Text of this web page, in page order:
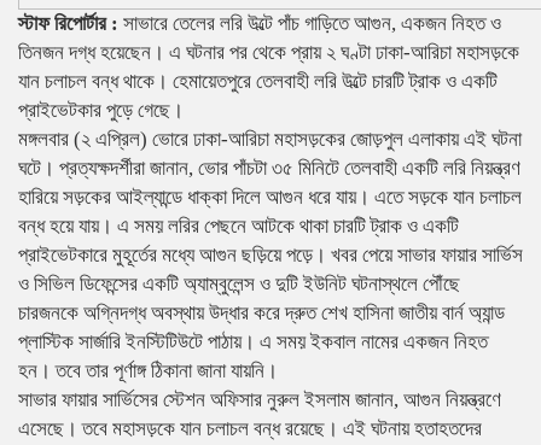
স্টাফ রিপোর্টার : সাভারে তেলের লরি উল্টে পাঁচ গাড়িতে আগুন, একজন নিহত ও
তিনজন দগ্ধ হয়েছেন। এ ঘটনার পর থেকে প্রায় ২ ঘণ্টা ঢাকা-আরিচা মহাসড়কে
যান চলাচল বন্ধ থাকে। হেমায়েতপুরে তেলবাহী লরি উল্টে চারটি ট্রাক ও একটি
প্রাইভেটকার পুড়ে গেছে।
মঙ্গলবার (২ এপ্রিল) ভোরে ঢাকা-আরিচা মহাসড়কের জোড়পুল এলাকায় এই ঘটনা
ঘটে। প্রত্যক্ষদর্শীরা জানান, ভোর পাঁচটা ৩৫ মিনিটে তেলবাহী একটি লরি নিয়ন্ত্রণ
হারিয়ে সড়কের আইল্যান্ডে ধাক্কা দিলে আগুন ধরে যায়। এতে সড়কে যান চলাচল
বন্ধ হয়ে যায়। এ সময় লরির পেছনে আটকে থাকা চারটি ট্রাক ও একটি
প্রাইভেটকারে মুহূর্তের মধ্যে আগুন ছড়িয়ে পড়ে। খবর পেয়ে সাভার ফায়ার সার্ভিস
ও সিভিল ডিফেন্সের একটি অ্যাম্বুলেন্স ও দুটি ইউনিট ঘটনাস্থলে পৌঁছে
চারজনকে অগ্নিদগ্ধ অবস্থায় উদ্ধার করে দ্রুত শেখ হাসিনা জাতীয় বার্ন অ্যান্ড
প্লাস্টিক সার্জারি ইনস্টিটিউটে পাঠায়। এ সময় ইকবাল নামের একজন নিহত
হন। তবে তার পূর্ণাঙ্গ ঠিকানা জানা যায়নি।
সাভার ফায়ার সার্ভিসের স্টেশন অফিসার নুরুল ইসলাম জানান, আগুন নিয়ন্ত্রণে
এসেছে। তবে মহাসড়কে যান চলাচল বন্ধ রয়েছে। এই ঘটনায় হতাহতদের